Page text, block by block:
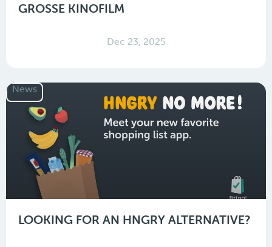
GROSSE KINOFILM
Dec 23, 2025
News
LOOKING FOR AN HNGRY ALTERNATIVE?